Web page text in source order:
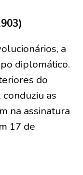
a
diplomático.
do
conduziu as
na assinatura
17 de